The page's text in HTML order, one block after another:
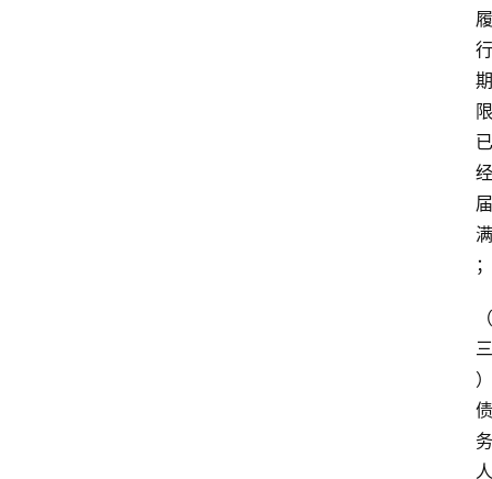
履
行
期
限
已
经
届
满
；
（
三
）
债
务
人